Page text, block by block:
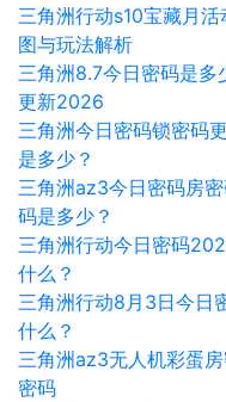
三角洲行动s10宝藏月
图与玩法解析
三角洲8.7今日密码是
更新2026
三角洲今日密码锁密码
是多少？
三角洲az3今日密码房
码是多少？
三角洲行动今日密码
什么？
三角洲行动8月3日今日
什么？
三角洲az3无人机彩蛋
密码